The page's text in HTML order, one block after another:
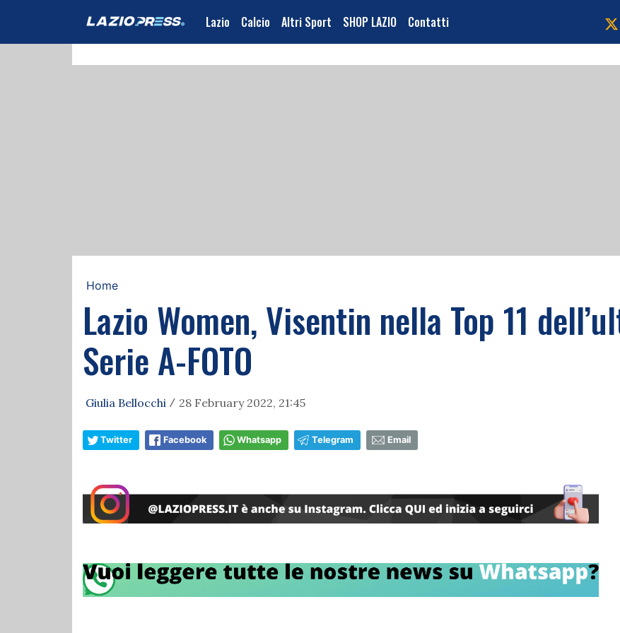
Lazio Calcio Altri Sport SHOP LAZIO Contatti
Home
Lazio Women, Visentin nella Top 11
Serie A-FOTO
Giulia Bellocchi / 28 February 2022, 21:45
Twitter Facebook Whatsapp Telegram Email